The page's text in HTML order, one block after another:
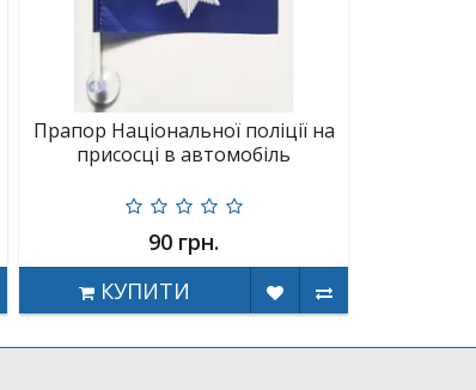
Прапор Національної поліції на
присосці в автомобіль
90 грн.
КУПИТИ